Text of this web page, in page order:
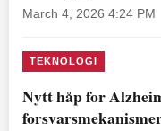
March 4, 2026 4:24 PM
TEKNOLOGI
Nytt håp for